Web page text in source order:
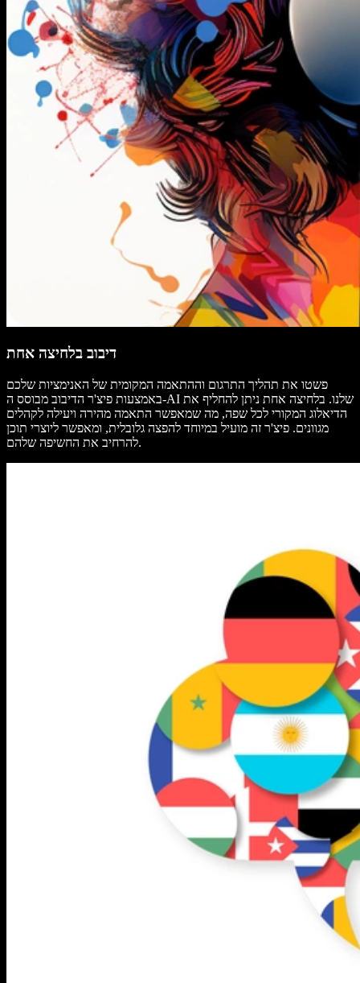
דיבוב בלחיצה אחת
פשטו את תהליך התרגום וההתאמה המקומית של האנימציות שלכם
באמצעות פיצ'ר הדיבוב מבוסס ה-AI שלנו. בלחיצה אחת ניתן להחליף את
הדיאלוג המקורי לכל שפה, מה שמאפשר התאמה מהירה ויעילה לקהלים
מגוונים. פיצ'ר זה מועיל במיוחד להפצה גלובלית, ומאפשר ליוצרי תוכן
להרחיב את החשיפה שלהם.